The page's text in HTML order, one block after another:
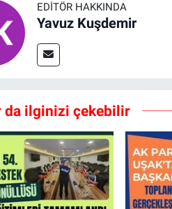
EDITÖR HAKKINDA
Yavuz Kuşdemir
da ilginizi çekebilir